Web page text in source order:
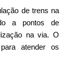
de trens na
a pontos de
na via. O
atender os